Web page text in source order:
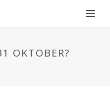
OKTOBER?